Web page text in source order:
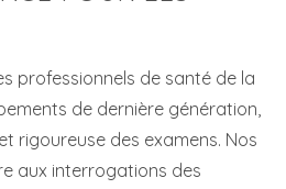
professionnels de santé de la
de dernière génération,
rigoureuse des examens. Nos
aux interrogations des